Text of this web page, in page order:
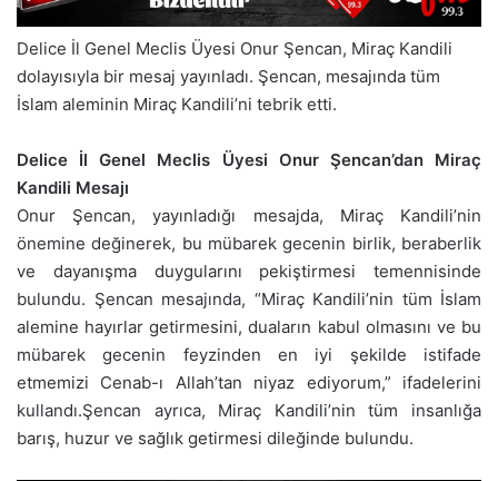
Delice İl Genel Meclis Üyesi Onur Şencan, Miraç Kandili
dolayısıyla bir mesaj yayınladı. Şencan, mesajında tüm
İslam aleminin Miraç Kandili’ni tebrik etti.
Delice İl Genel Meclis Üyesi Onur Şencan’dan Miraç
Kandili Mesajı
Onur Şencan, yayınladığı mesajda, Miraç Kandili’nin
önemine değinerek, bu mübarek gecenin birlik, beraberlik
ve dayanışma duygularını pekiştirmesi temennisinde
bulundu. Şencan mesajında, “Miraç Kandili’nin tüm İslam
alemine hayırlar getirmesini, duaların kabul olmasını ve bu
mübarek gecenin feyzinden en iyi şekilde istifade
etmemizi Cenab-ı Allah’tan niyaz ediyorum,” ifadelerini
kullandı.Şencan ayrıca, Miraç Kandili’nin tüm insanlığa
barış, huzur ve sağlık getirmesi dileğinde bulundu.